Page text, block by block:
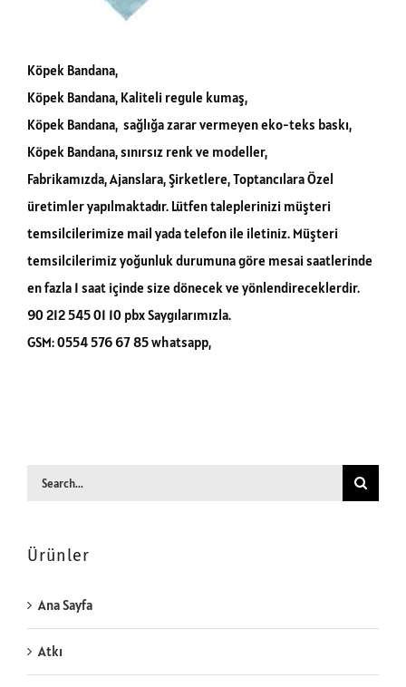
Köpek Bandana,
Köpek Bandana, Kaliteli regule kumaş,
Köpek Bandana, sağlığa zarar vermeyen eko-teks baskı,
Köpek Bandana, sınırsız renk ve modeller,
Fabrikamızda, Ajanslara, Şirketlere, Toptancılara Özel
üretimler yapılmaktadır. Lütfen taleplerinizi müşteri
temsilcilerimize mail yada telefon ile iletiniz. Müşteri
temsilcilerimiz yoğunluk durumuna göre mesai saatlerinde
en fazla 1 saat içinde size dönecek ve yönlendireceklerdir.
90 212 545 01 10 pbx Saygılarımızla.
GSM: 0554 576 67 85 whatsapp,
Search
Ürünler
Ana Sayfa
Atkı